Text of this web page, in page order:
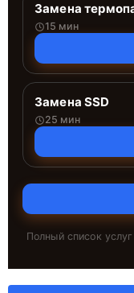
Замена
15 мин
Замена SSD
25 мин
Полный список